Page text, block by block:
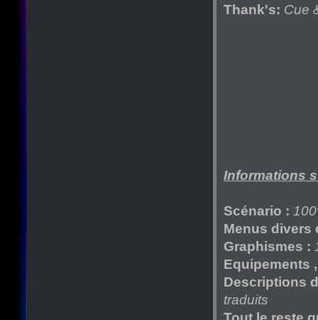
Thank's: Cue
Informations
Scénario :
Menus divers
Graphismes :
Equipements
Descriptions
traduits
Tout le reste